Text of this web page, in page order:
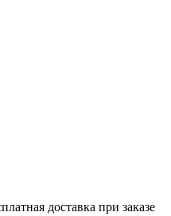
доставка при заказе